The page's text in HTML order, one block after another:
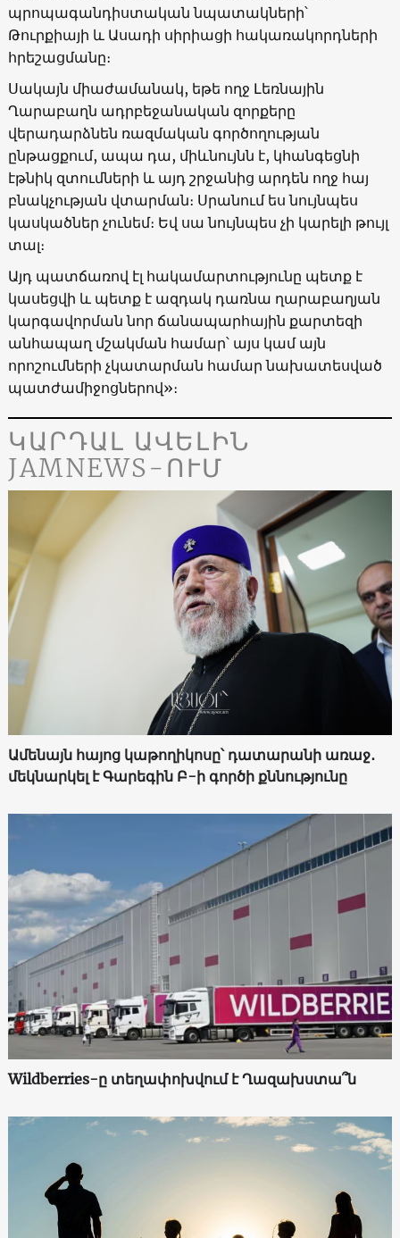
պրոպագանդիստական նպատակների՝
Թուրքիայի և Ասադի սիրիացի հակառակորդների
հրեշացմանը։
Սակայն միաժամանակ, եթե ողջ Լեռնային
Ղարաբաղն ադրբեջանական զորքերը
վերադարձնեն ռազմական գործողության
ընթացքում, ապա դա, միևնույնն է, կհանգեցնի
էթնիկ զտումների և այդ շրջանից արդեն ողջ հայ
բնակչության վտարման։ Սրանում ես նույնպես
կասկածներ չունեմ։ Եվ սա նույնպես չի կարելի թույլ
տալ։
Այդ պատճառով էլ հակամարտությունը պետք է
կասեցվի և պետք է ազդակ դառնա ղարաբաղյան
կարգավորման նոր ճանապարհային քարտեզի
անհապաղ մշակման համար՝ այս կամ այն
որոշումների չկատարման համար նախատեսված
պատժամիջոցներով»։
ԿԱՐԴԱԼ ԱՎԵԼԻՆ
JAMNEWS-ՈՒՄ
Ամենայն հայոց կաթողիկոսը՝ դատարանի առաջ․
մեկնարկել է Գարեգին Բ-ի գործի քննությունը
Wildberries-ը տեղափոխվում է Ղազախստա՞ն